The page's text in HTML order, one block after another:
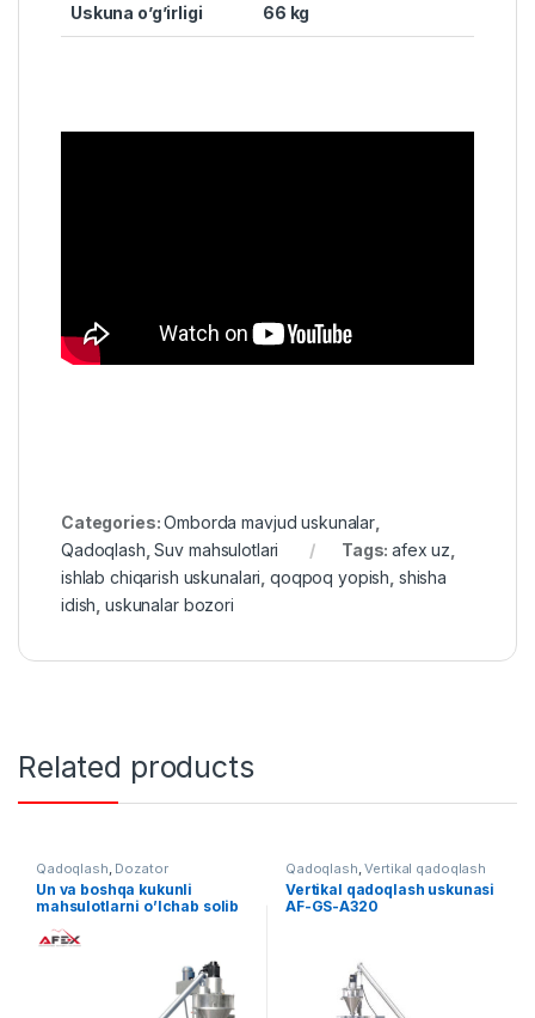
Uskuna o’g’irligi 66 kg
Categories:Omborda mavjud uskunalar,
Qadoqlash ,Suv mahsulotlari Tags:afex uz
ishlab chiqarish uskunalari qoqpoq yopish shisha
idish ,uskunalar bozori
Related products
Qadoqlash Dozator
Un va boshqa kukunli
mahsulotlarni o’lchab solib
Qadoqlash ,Vertikal qadoqlash
Vertikal qadoqlash uskunasi
AF-GS-A320